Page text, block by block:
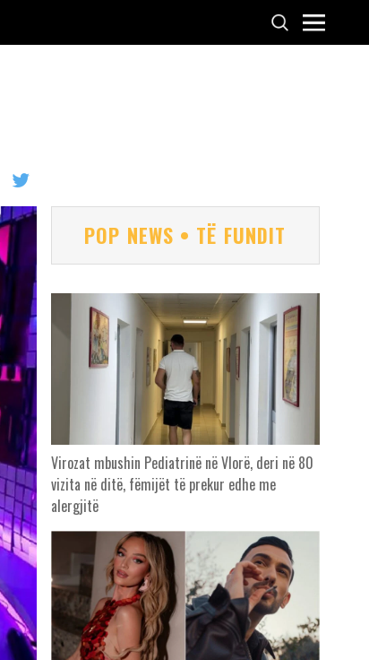
POP NEWS • TË FUNDIT
Virozat mbushin Pediatrinë në Vlorë, deri në 80
vizita në ditë, fëmijët të prekur edhe me
alergjitë